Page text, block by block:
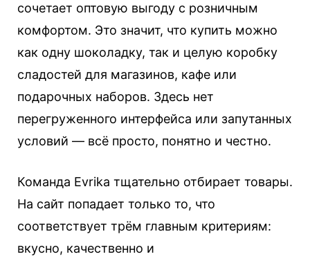
сочетает оптовую выгоду с розничным
комфортом. Это значит, что купить можно
как одну шоколадку, так и целую коробку
сладостей для магазинов, кафе или
подарочных наборов. Здесь нет
перегруженного интерфейса или запутанных
условий — всё просто, понятно и честно.
Команда Evrika тщательно отбирает товары.
На сайт попадает только то, что
соответствует трём главным критериям:
вкусно, качественно и